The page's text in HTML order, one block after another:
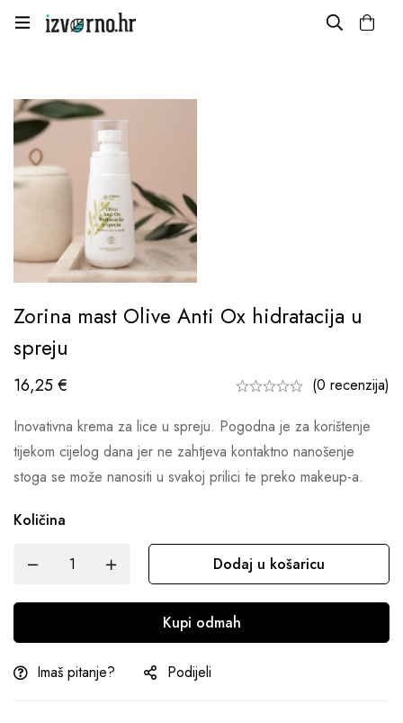
Zorina mast Olive Anti Ox hidratacija u
spreju
16,25€
(0 recenzija)
Inovativna krema za lice u spreju. Pogodna je za korištenje
tijekom cijelog dana jer ne zahtjeva kontaktno nanošenje
stoga se može nanositi u svakoj prilici te preko makeup-a.
Količina
Dodaj u košaricu
Kupi odmah
Imaš pitanje? Podijeli